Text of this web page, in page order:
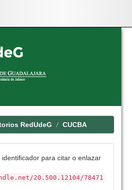
RedUdeG CUCBA
identificador para citar o enlazar
20.500.12104/78471